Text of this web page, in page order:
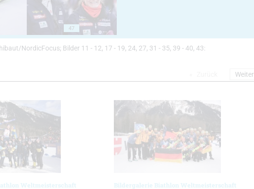
47
NordicFocus; Bilder 11 - 12, 17 - 19, 24, 27, 31 - 35, 39 - 40, 43:
Weltmeisterschaft
Bildergalerie Biathlon Weltmeisterschaft
Weiter